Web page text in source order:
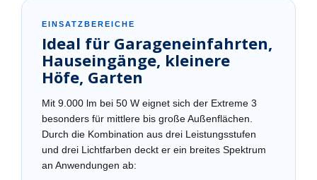
EINSATZBEREICHE
Ideal für Garageneinfahrten,
Hauseingänge, kleinere
Höfe, Garten
Mit 9.000 lm bei 50 W eignet sich der Extreme 3
besonders für mittlere bis große Außenflächen.
Durch die Kombination aus drei Leistungsstufen
und drei Lichtfarben deckt er ein breites Spektrum
an Anwendungen ab: